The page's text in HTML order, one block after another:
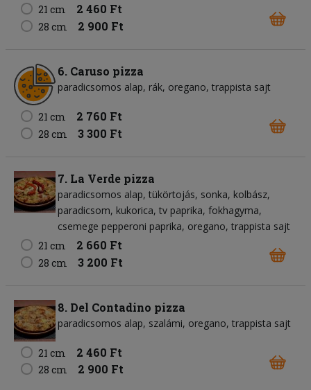
21 cm 2 460 Ft
28 cm 2 900 Ft
6. Caruso pizza
paradicsomos alap rák oregano trappista sajt
21 cm 2 760 Ft
28 cm 3 300 Ft
7. La Verde pizza
paradicsomos alap tükörtojás sonka kolbász
paradicsom kukorica tv paprika fokhagyma
csemege pepperoni paprika oregano trappista sajt
21 cm
2 660 Ft
28 cm 3 200 Ft
8. Del Contadino pizza
paradicsomos alap szalámi oregano trappista sajt
21 cm 2 460 Ft
28 cm 2 900 Ft